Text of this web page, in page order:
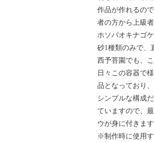
作品が作れるの
者の方から上級
ホソバオキナゴ
砂1種類のみで、
西予苔園でも、
日々この容器で
品となっており
シンプルな構成
ていますので、
ウが身に付きます
※制作時に使用